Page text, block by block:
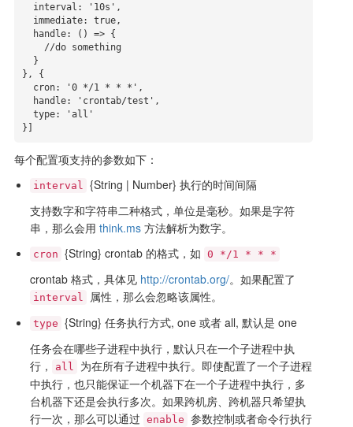
}, {
}]
每个配置项支持的参数如下：
interval {String | Number} 执行的时间间隔
支持数字和字符串二种格式，单位是毫秒。如果是字符
串，那么会用 think.ms方法解析为数字。
cron {String} crontab 的格式，如 0 */1 * * *
crontab 格式，具体见 http://crontab.org/。如果配置了
interval 属性，那么会忽略该属性。
type {String} 任务执行方式, one或者 all, 默认是 one
任务会在哪些子进程中执行，默认只在一个子进程中执
行，
all
为在所有子进程中执行。即使配置了一个子进程
中执行，也只能保证一个机器下在一个子进程中执行，多
台机器下还是会执行多次。如果跨机房、跨机器只希望执
行一次，那么可以通过 enable 参数控制或者命令行执行